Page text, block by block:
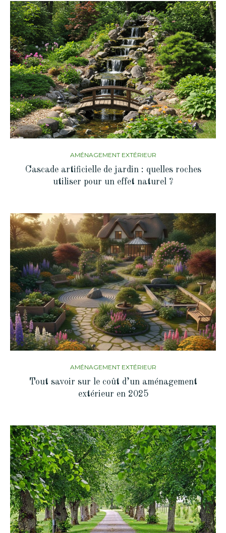
AMÉNAGEMENT EXTÉRIEUR
Cascade artificielle de jardin : quelles roches
utiliser pour un effet naturel ?
AMÉNAGEMENT EXTÉRIEUR
Tout savoir sur le coût d’un aménagement
extérieur en 2025